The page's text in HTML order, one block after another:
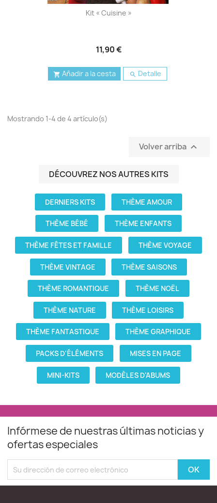
Kit « Cuisine »
11,90 €
 Añadir a la cesta  Detalle
Mostrando 1-4 de 4 artículo(s)
Volver arriba 
DÉCOUVREZ NOS AUTRES KITS
DERNIERS KITS THÈME AMOUR
THÈME BÉBÉ THÈME ENFANTS
THÈME FÊTES ET FAMILLE THÈME VOYAGE
THÈME VINTAGE THÈME SAISONS
THÈME ROMANTIQUE THÈME NOËL
THÈME NATURE THÈME LOISIRS
THÈME FANTASTIQUE THÈME GRAPHIQUE
PACKS D'ÉLÉMENTS MISES EN PAGE
MINI-KITS MODÈLES D'ABUMS
Infórmese de nuestras últimas noticias y
ofertas especiales